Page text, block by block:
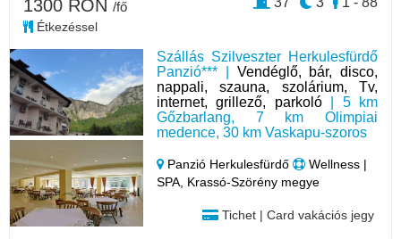
Szállás Szilveszter Herkulesfürdő
Panzió*** | Vendéglő, bár, disco,
nappali, szauna, szolárium, Tv,
internet, grillező, parkoló| 5 km
Gőzbarlang, 7 km Olimpiai
medence, 30 km Vaskapu-szoros
Panzió Herkulesfürdő
Wellness |
SPA, Krassó-Szörény megye
Tichet | Card vakációs jegy
1300 RON /fő
Étkezéssel